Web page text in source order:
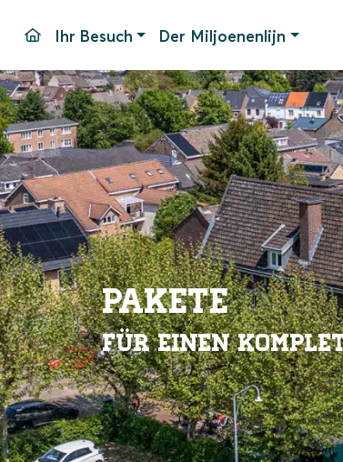
Ihr Besuch
Fahrtage und -zeiten
Fahrpreise
Pakete
Gruppen
Veranstaltungen
Der Miljoenenlijn
Bahnhof Simpelveld
Unser Material
Pakete
für einen